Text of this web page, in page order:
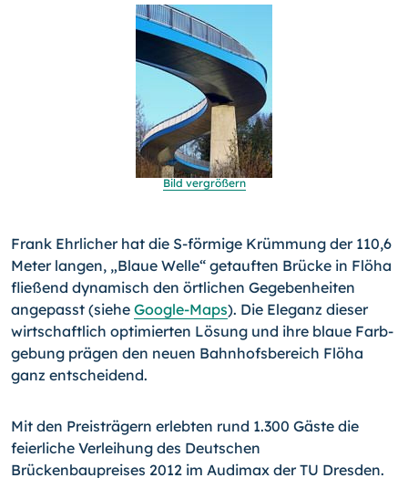
Bild vergrößern
Frank Ehrlicher hat die S-förmige Krümmung der 110,6
Meter lan­gen, „Blaue Welle“ getauften Brücke in Flöha
fließend dyna­misch den örtlichen Gegebenheiten
angepasst (siehe Google-Maps). Die Eleganz dieser
wirtschaftlich optimierten Lösung und ihre blaue Farb­
gebung prägen den neuen Bahnhofsbereich Flöha
ganz ent­scheidend.
Mit den Preisträgern erlebten rund 1.300 Gäste die
feierliche Verleihung des Deutschen
Brückenbaupreises 2012 im Audimax der TU Dresden.